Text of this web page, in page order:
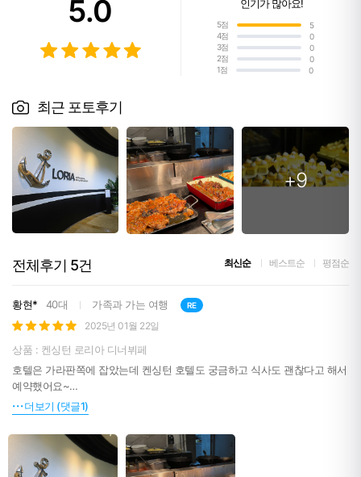
5.0 인기가 많아요!
5점
5
4점
0
3점
0
2점
0
1점
0
최근 포토후기
+9
전체후기 5건 최신순 베스트순 평점순
황현* 40대 가족과 가는 여행 RE
2025년 01월 22일
상품 : 켄싱턴 로리아 디너뷔페
호텔은 가라판쪽에 잡았는데 켄싱턴 호텔도 궁금하고 식사도 괜찮다고 해서
예약했어요~
호텔 분위기 음식 모두 다 최고네요!
더보기 (댓글1)